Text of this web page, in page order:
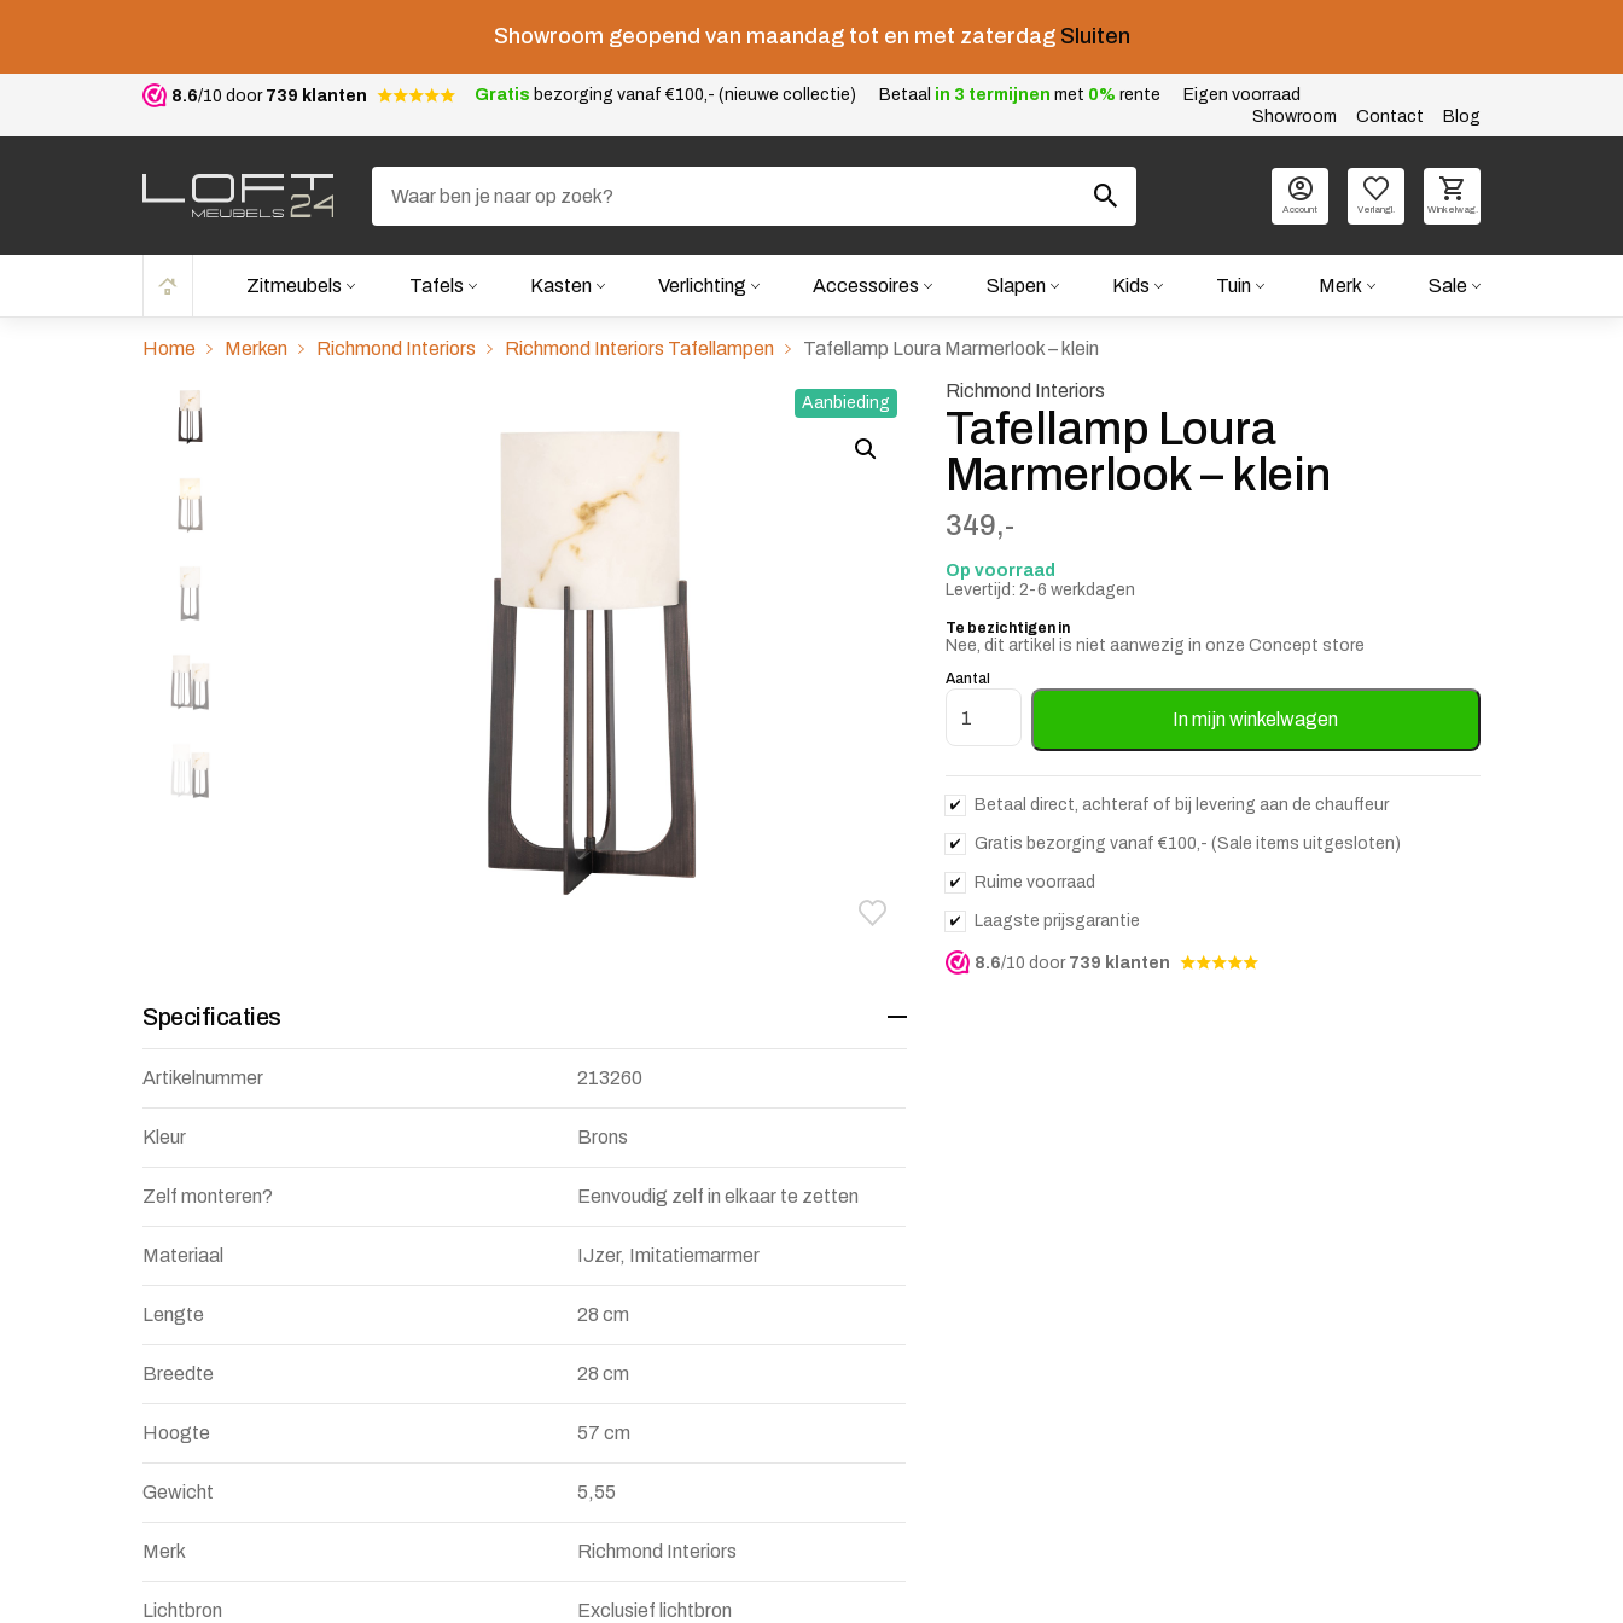
Showroom geopend van maandag tot en met zaterdag Sluiten
8.6/10 door 739 klanten Gratis bezorging vanaf €100,- (nieuwe collectie) Betaal in 3 termijnen met 0% rente
Eigen voorraad
Showroom
Contact Blog
Account Verlangl. Winkelwag.
Zitmeubels Tafels Kasten Verlichting Accessoires Slapen Kids Tuin Merk Sale
Home Merken Richmond Interiors Richmond Interiors Tafellampen Tafellamp Loura Marmerlook – klein
Aanbieding
Toevoegen aan verlanglijstje
Verwijderen van verlanglijst
Specificaties
Artikelnummer 213260
Kleur Brons
Zelf monteren? Eenvoudig zelf in elkaar te zetten
Materiaal IJzer, Imitatiemarmer
Lengte 28 cm
Breedte 28 cm
Hoogte 57 cm
Gewicht 5,55
Merk Richmond Interiors
Lichtbron Exclusief lichtbron
Richmond Interiors
Tafellamp Loura
Marmerlook – klein
349,-
Op voorraad
Levertijd: 2-6 werkdagen
Te bezichtigen in
Nee, dit artikel is niet aanwezig in onze Concept store
Aantal
Tafellamp Loura Marmerlook - klein aantal
In mijn winkelwagen
Betaal direct, achteraf of bij levering aan de chauffeur
Gratis bezorging vanaf €100,- (Sale items uitgesloten)
Ruime voorraad
Laagste prijsgarantie
8.6/10 door 739 klanten